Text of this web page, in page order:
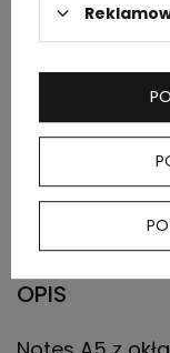
Ilość szt. w
kartonie
wewnętrznym
Waga
zewnętrznego
(kg)
OPIS